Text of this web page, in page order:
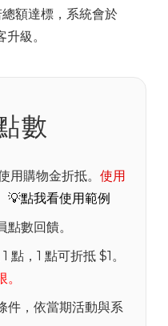
額達標，系統會於
級。
數
購物金折抵。 使用
💡點我看使用範例
數回饋。
點，1 點可折抵 $1。
件，依當期活動與系